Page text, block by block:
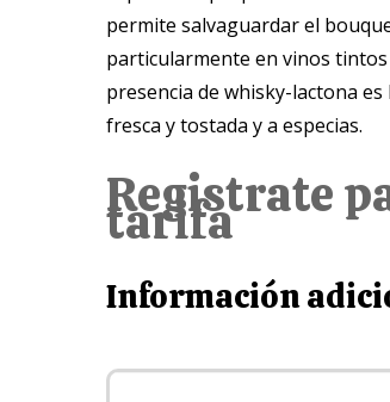
permite salvaguardar el
particularmente en vinos tintos
presencia de whisky-lactona
fresca y tostada y a especias.
Registrate
tarifa
Información